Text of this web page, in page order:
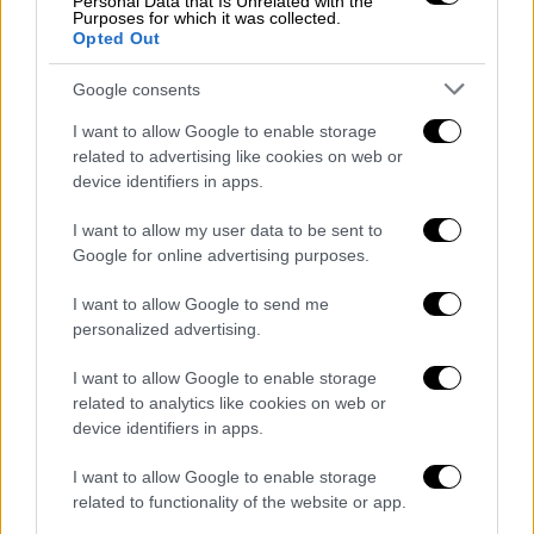
Purposes for which it was collected.
Opted Out
Google consents
I want to allow Google to enable storage
related to advertising like cookies on web or
device identifiers in apps.
I want to allow my user data to be sent to
Google for online advertising purposes.
I want to allow Google to send me
personalized advertising.
I want to allow Google to enable storage
related to analytics like cookies on web or
device identifiers in apps.
I want to allow Google to enable storage
related to functionality of the website or app.
σεισμογραφικές έρευνες και μάλιστα
σύντομα να ανεβάσει την επιθετικότητά
της, προχωρώντας και σεγεωτρήσεις
μέσα στα δυνητικά όρια της ελληνικής
ΑΟΖ, αμέσως μετά την Σύνοδο Κορυφής
και πριν αναλάβει επίσημα ο Μπάιντεν
την προεδρία των ΗΠΑ.
Σε αυτήν την περίπτωση, αν δεν υπάρξει
τότε η χώρα μας, θα βρεθεί μπροστά στην
ανάγκη να απαντήσει αποτρεπτικά, όμως
αυτό δεν επιδιώκει καιρό τώρα η Άγκυρα και
προσπαθεί να αποφύγει η ελληνική
κυβέρνηση; Την στρατηγική αυτή μπορεί να
ακολουθήσει η Άγκυρα, αν η ελληνική
κυβέρνηση δεν δεχτεί την εκδοχή της